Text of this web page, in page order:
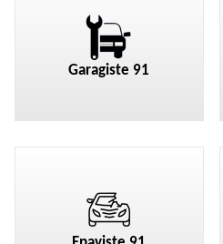
Garagiste 91